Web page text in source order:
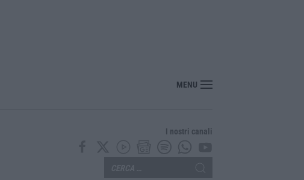
La rivista “America Journals” celebra lo stilista Anton Giulio Grande
MENU
I nostri canali